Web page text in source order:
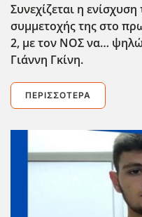
Συνεχίζεται η
συμμετοχής της στο
2, με τον ΝΟΣ να…
Γιάννη Γκίνη.
ΠΕΡΙΣΣΌΤΕΡΑ